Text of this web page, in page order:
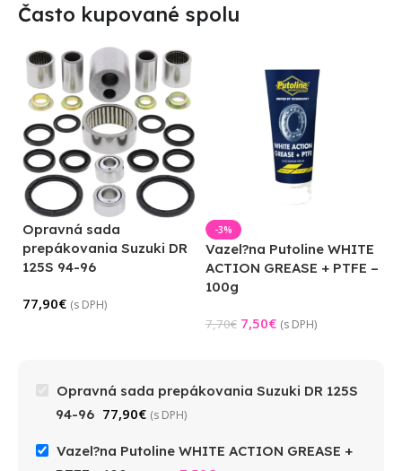
Často kupované spolu
Opravná sada
prepákovania Suzuki DR
125S 94-96
77,90€ (s DPH)
-3%
Vazel?na Putoline WHITE
ACTION GREASE + PTFE –
100g
7,70€ 7,50€ (s DPH)
Opravná sada prepákovania Suzuki DR 125S
94-96 77,90€ (s DPH)
Vazel?na Putoline WHITE ACTION GREASE +